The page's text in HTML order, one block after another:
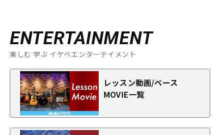
ENTERTAINMENT
楽しむ 学ぶ イケベエンターテイメント
レッスン動画/ベース
MOVIE一覧